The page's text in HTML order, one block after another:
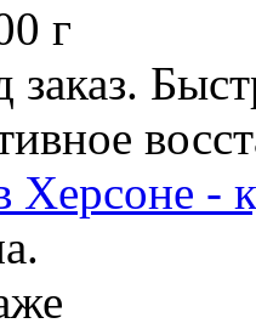
г
заказ.
Херсоне -